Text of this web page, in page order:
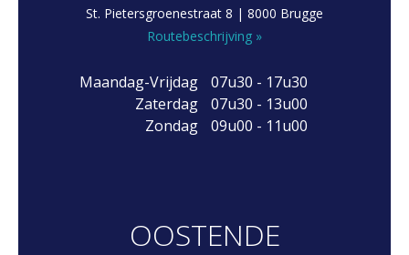
St. Pietersgroenestraat 8 | 8000 Brugge
Routebeschrijving »
Maandag-Vrijdag
Zaterdag
Zondag
07u30 - 17u30
07u30 - 13u00
09u00 - 11u00
OOSTENDE